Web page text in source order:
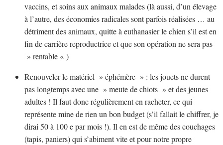
vaccins, et soins aux animaux malades (là aussi, d’un élevage
à l’autre, des économies radicales sont parfois réalisées … au
détriment des animaux, quitte à euthanasier le chien s’il est en
fin de carrière reproductrice et que son opération ne sera pas
» rentable « )
Renouveler le matériel » éphémère » : les jouets ne durent
pas longtemps avec une » meute de chiots » et des jeunes
adultes ! Il faut donc régulièrement en racheter, ce qui
représente mine de rien un bon budget (s’il fallait le chiffrer, je
dirai 50 à 100 e par mois !). Il en est de même des couchages
(tapis, paniers) qui s’abiment vite et pour notre propre